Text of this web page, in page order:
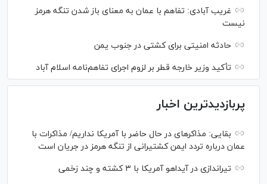
غریب آبادی: تفاهم با عمان به معنای باز شدن تنگه هرمز
نیست
حادثه امنیتی برای کشتی در جنوب یمن
تأکید وزیر خارجه قطر بر لزوم اجرای تفاهم‌نامه اسلام آباد
پربازدیدترین اخبار
بقایی: مذاکره‎ای در حال حاضر با آمریکا نداریم/ مذاکرات با
عمان درباره تردد ایمن کشتیرانی از تنگه هرمز در جریان است
تیراندازی در آیداهو آمریکا با ۳ کشته و چند زخمی